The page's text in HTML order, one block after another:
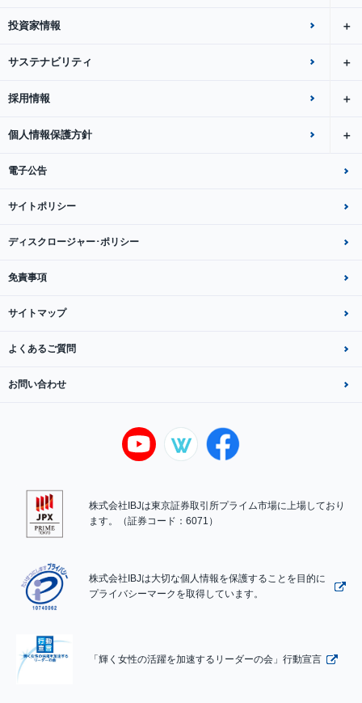
投資家情報
サステナビリティ
採用情報
個人情報保護方針
電子公告
サイトポリシー
ディスクロージャー･ポリシー
免責事項
サイトマップ
よくあるご質問
お問い合わせ
株式会社IBJは東京証券取引所プライム市場に上場しており
ます。（証券コード：6071）
株式会社IBJは大切な個人情報を保護することを目的に
プライバシーマークを取得しています。
「輝く女性の活躍を加速するリーダーの会」行動宣言